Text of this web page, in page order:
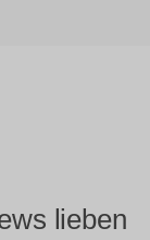
lieben